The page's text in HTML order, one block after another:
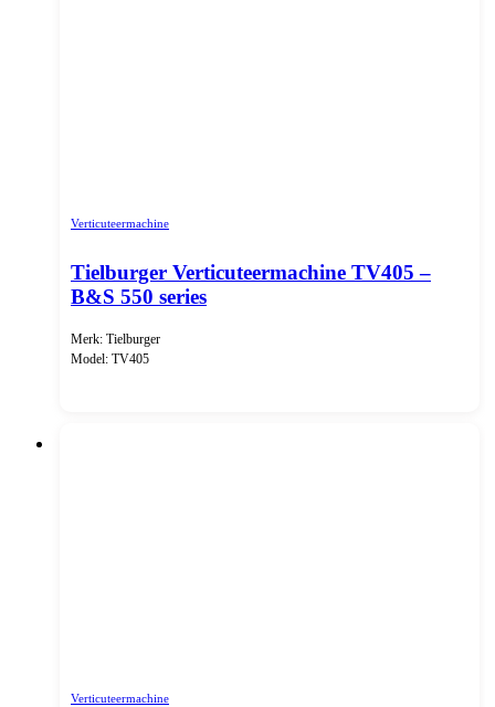
Verticuteermachine
Tielburger Verticuteermachine TV405 –
B&S 550 series
Merk: Tielburger
Model: TV405
Verticuteermachine